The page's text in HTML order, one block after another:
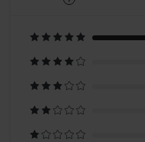
Baserat
på
3
betyg